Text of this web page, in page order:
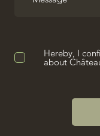
Hereby, I
about